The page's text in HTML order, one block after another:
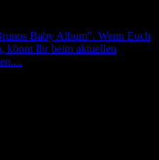
Baby Album". Wenn Euch
könnt Ihr beim aktuellen